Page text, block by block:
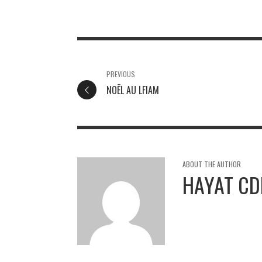
PREVIOUS
NOËL AU LFIAM
ABOUT THE AUTHOR
HAYAT